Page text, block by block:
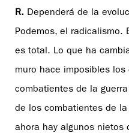
R. Dependerá de la
Podemos, el radicalismo.
es total. Lo que ha
muro hace imposibles los
combatientes de la
de los combatientes de la
ahora hay algunos nietos